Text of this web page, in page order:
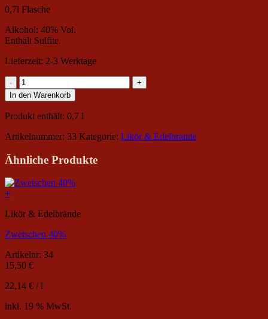
0,7l Flasche
Alkohol: 40% Vol.
Enthält Sulfite.
Lieferzeit: 2-3 Werktage
Obstler
40%
Menge
In den Warenkorb
Produkt enthält: 0,7 l
Artikelnummer: 33 Kategorie: Likör & Edelbrände
Ähnliche Produkte
+
Likör & Edelbrände
Zwetschen 40%
Artikelnr: 34
15,50 €
22,14 € /l
inkl. 19 % MwSt.